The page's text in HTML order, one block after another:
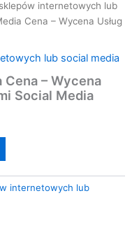
internetowych lub
Cena – Wycena Usług
lub social media
– Wycena
Social Media
internetowych lub